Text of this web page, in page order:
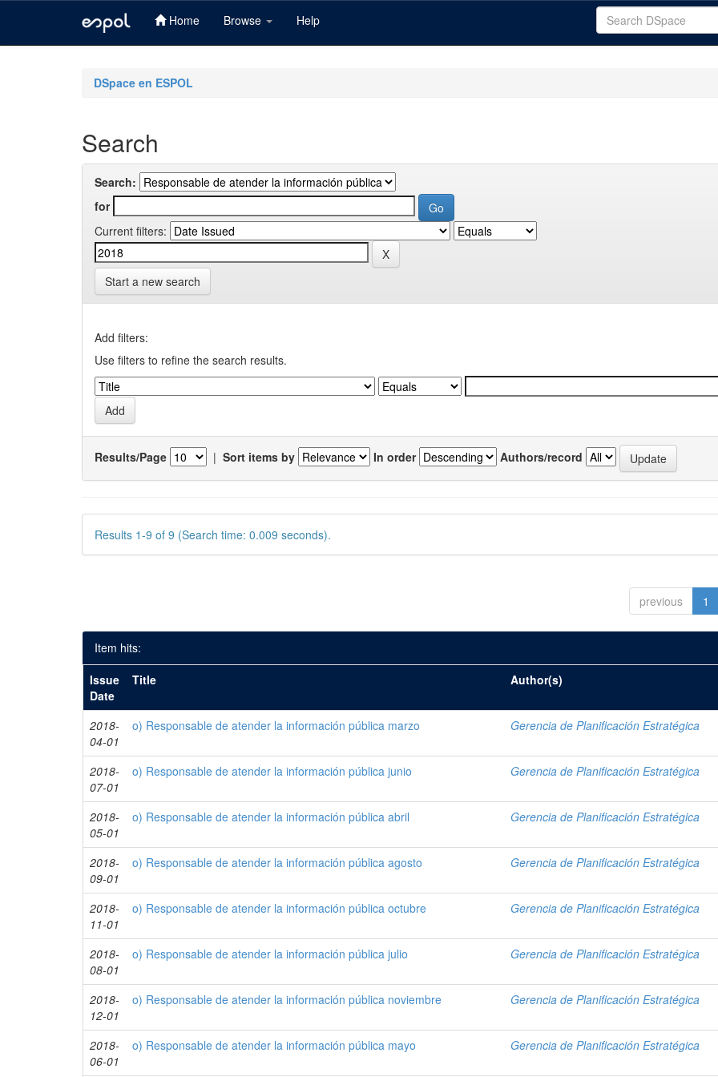
Home Browse Help
DSpace en ESPOL
Search
Search:
for
Current filters:
Start a new search
Add filters:
Use filters to refine the search results.
Results/Page | Sort items by In order Authors/record
Results 1-9 of 9 (Search time: 0.009 seconds).
previous 1
Item hits:
Issue
Date
Title Author(s)
2018-
04-01
o) Responsable de atender la información pública marzo Gerencia de Planificación Estratégica
2018-
07-01
o) Responsable de atender la información pública junio Gerencia de Planificación Estratégica
2018-
05-01
o) Responsable de atender la información pública abril Gerencia de Planificación Estratégica
2018-
09-01
o) Responsable de atender la información pública agosto Gerencia de Planificación Estratégica
2018-
11-01
o) Responsable de atender la información pública octubre Gerencia de Planificación Estratégica
2018-
08-01
o) Responsable de atender la información pública julio Gerencia de Planificación Estratégica
2018-
12-01
o) Responsable de atender la información pública noviembre Gerencia de Planificación Estratégica
2018-
06-01
o) Responsable de atender la información pública mayo Gerencia de Planificación Estratégica